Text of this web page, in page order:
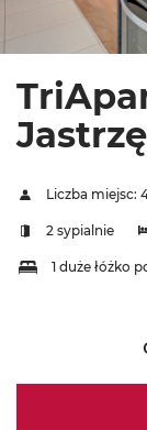
Liczba miejsc:
2 sypialnie
1 duże łóżko